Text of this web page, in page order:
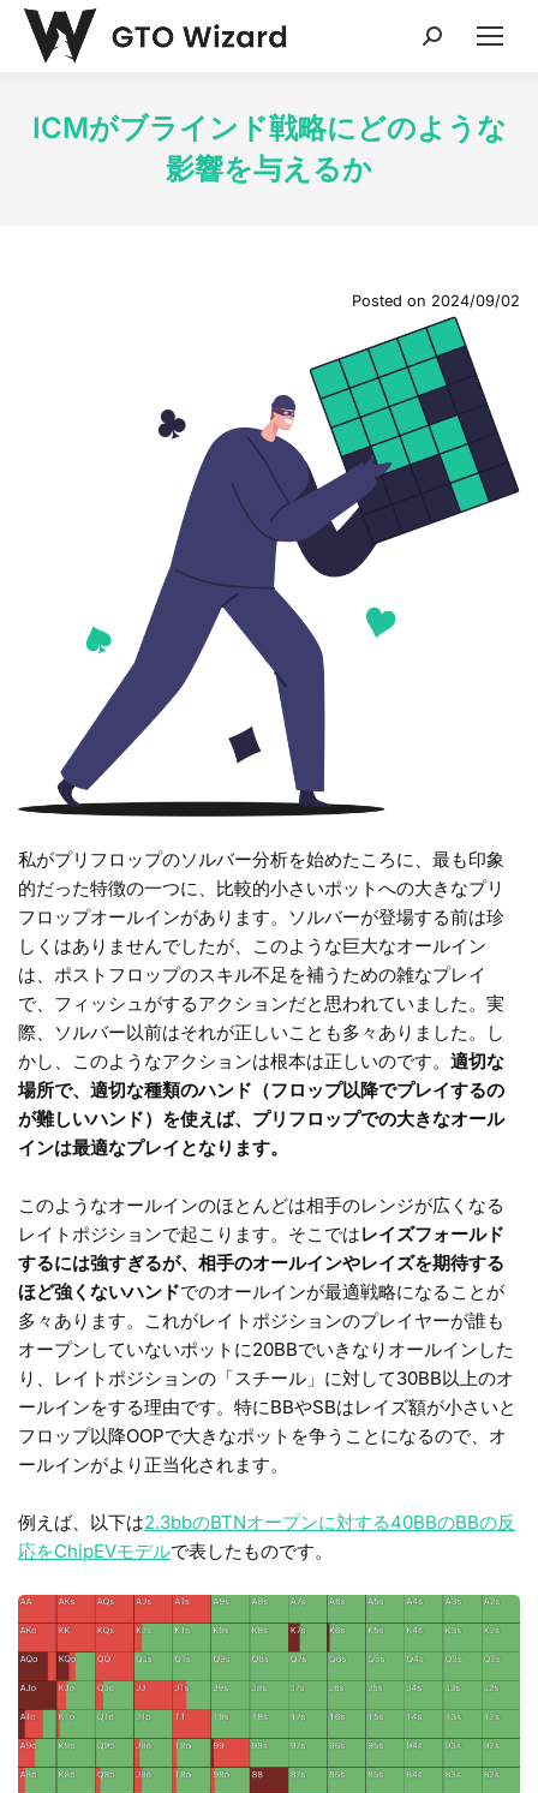
Search:
ICMがブラインド戦略にどのような
影響を与えるか
Posted on 2024/09/02
私がプリフロップのソルバー分析を始めたころに、最も印象
的だった特徴の一つに、比較的小さいポットへの大きなプリ
フロップオールインがあります。ソルバーが登場する前は珍
しくはありませんでしたが、このような巨大なオールイン
は、ポストフロップのスキル不足を補うための雑なプレイ
で、フィッシュがするアクションだと思われていました。実
際、ソルバー以前はそれが正しいことも多々ありました。し
かし、このようなアクションは根本は正しいのです。 適切な
場所で、適切な種類のハンド（フロップ以降でプレイするの
が難しいハンド）を使えば、プリフロップでの大きなオール
インは最適なプレイとなります。
このようなオールインのほとんどは相手のレンジが広くなる
レイトポジションで起こります。そこではレイズフォールド
するには強すぎるが、相手のオールインやレイズを期待する
ほど強くないハンドでのオールインが最適戦略になることが
多々あります。これがレイトポジションのプレイヤーが誰も
オープンしていないポットに20BBでいきなりオールインした
り、レイトポジションの「スチール」に対して30BB以上のオ
ールインをする理由です。特にBBやSBはレイズ額が小さいと
フロップ以降OOPで大きなポットを争うことになるので、オ
ールインがより正当化されます。
例えば、以下は2.3bbのBTNオープンに対する40BBのBBの反
応をChipEVモデルで表したものです。